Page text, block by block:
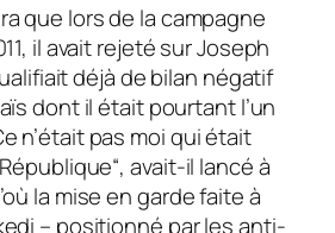
que lors de la campagne
il avait rejeté sur Joseph
déjà de bilan négatif
dont il était pourtant l’un
n’était pas moi qui était
“, avait-il lancé à
la mise en garde faite à
– positionné par les anti-